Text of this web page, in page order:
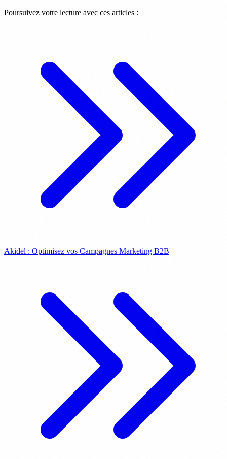
Poursuivez votre lecture avec ces articles :
Akidel : Optimisez vos Campagnes Marketing B2B